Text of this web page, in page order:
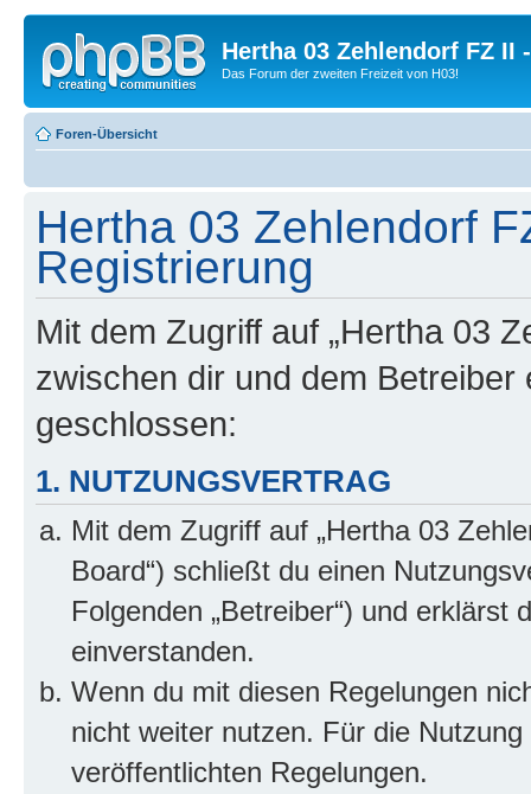
Hertha 03 Zehlendorf FZ II
Das Forum der zweiten Freizeit von H03!
Foren-Übersicht
Hertha 03 Zehlendorf
Registrierung
Mit dem Zugriff auf „Hertha 03
zwischen dir und dem
geschlossen:
1. NUTZUNGSVERTRAG
Mit dem Zugriff auf „Hertha 03
Board“) schließt du einen
Folgenden „Betreiber“) und
einverstanden.
Wenn du mit diesen Regelungen
nicht weiter nutzen. Für die
veröffentlichten Regelungen.